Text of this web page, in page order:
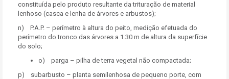
constituída pelo produto resultante da trituração de material
lenhoso (casca e lenha de árvores e arbustos);
n) P.A.P. – perímetro à altura do peito, medição efetuada do
perímetro do tronco das árvores a 1.30 m de altura da superfície
do solo;
o) parga – pilha de terra vegetal não compactada;
p) subarbusto – planta semilenhosa de pequeno porte, com